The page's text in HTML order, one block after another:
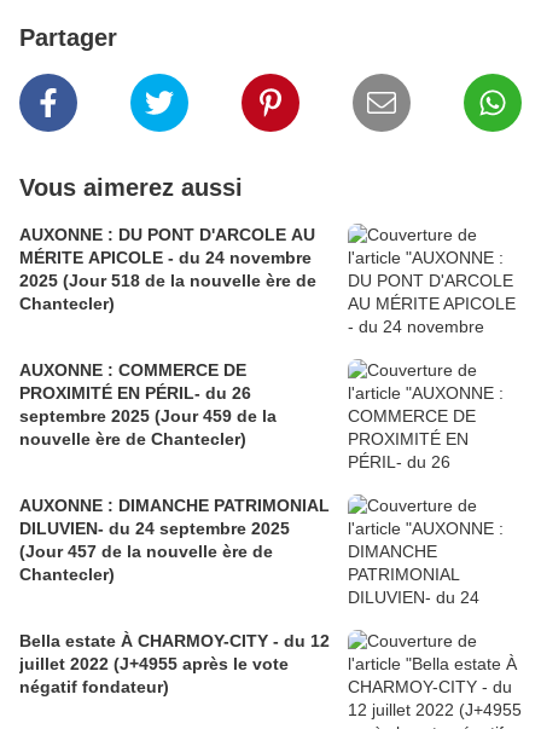
Partager
Vous aimerez aussi
AUXONNE : DU PONT D'ARCOLE AU
MÉRITE APICOLE - du 24 novembre
2025 (Jour 518 de la nouvelle ère de
Chantecler)
AUXONNE : COMMERCE DE
PROXIMITÉ EN PÉRIL- du 26
septembre 2025 (Jour 459 de la
nouvelle ère de Chantecler)
AUXONNE : DIMANCHE PATRIMONIAL
DILUVIEN- du 24 septembre 2025
(Jour 457 de la nouvelle ère de
Chantecler)
Bella estate À CHARMOY-CITY - du 12
juillet 2022 (J+4955 après le vote
négatif fondateur)